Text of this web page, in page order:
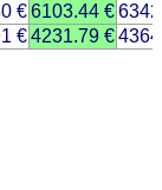
€6103.44 €
€4231.79 €